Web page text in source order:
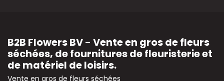
B2B Flowers BV - Vente en gros de fleurs
séchées, de fournitures de fleuristerie et
de matériel de loisirs.
Vente en gros de fleurs séchées